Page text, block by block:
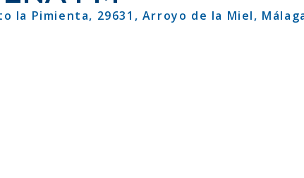
la Pimienta, 29631, Arroyo de la Miel,